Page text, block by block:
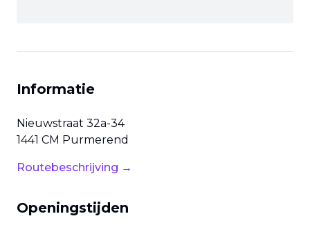
Informatie
Nieuwstraat 32a-34
1441 CM Purmerend
Routebeschrijving →
Openingstijden